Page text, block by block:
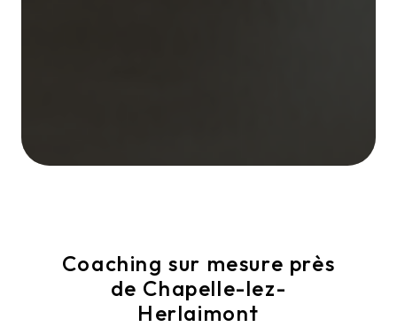
Coaching sur mesure près
de Chapelle-lez-
Herlaimont